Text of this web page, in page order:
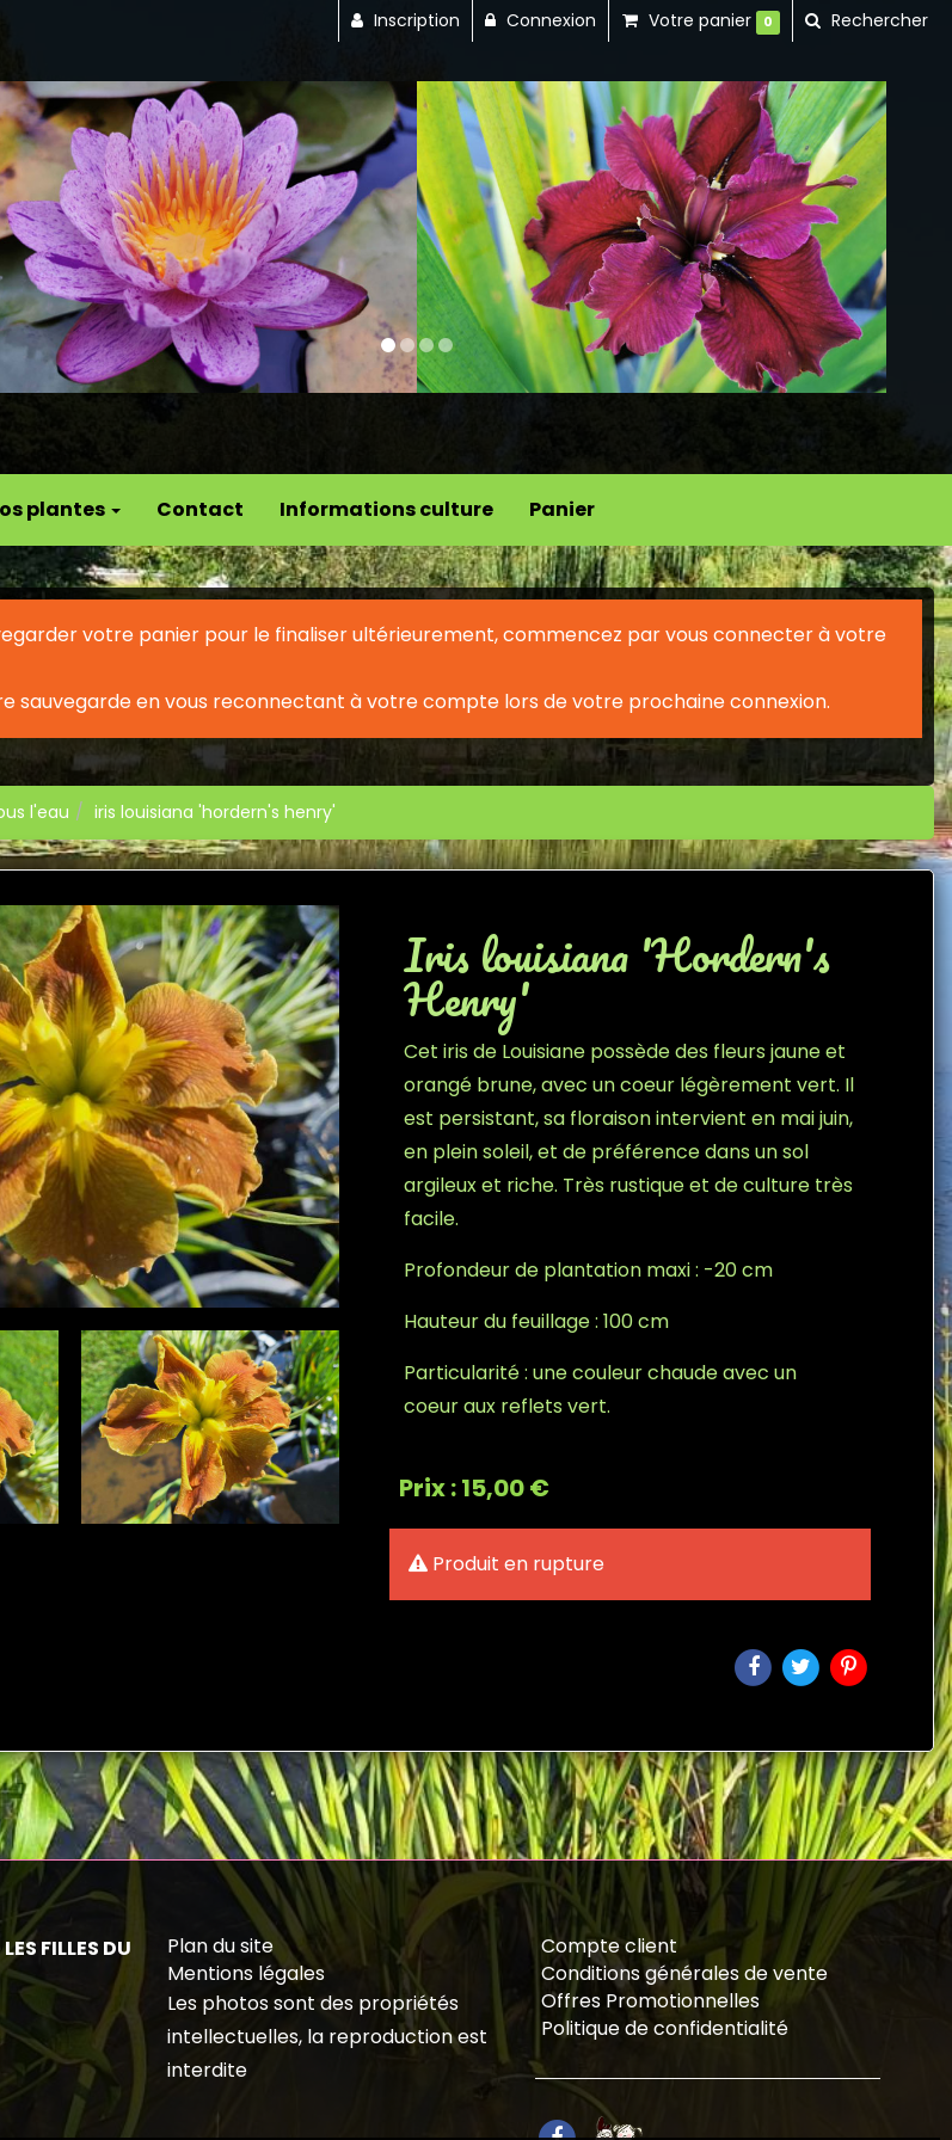
Next
plantes Contact Informations culture Panier
votre panier pour le finaliser ultérieurement, commencez par vous connecter à votre
sauvegarde en vous reconnectant à votre compte lors de votre prochaine connexion.
l'eau iris louisiana 'hordern's henry'
Iris louisiana 'Hordern's
Henry'
Cet iris de Louisiane possède des fleurs jaune et
orangé brune, avec un coeur légèrement vert. Il
est persistant, sa floraison intervient en mai juin,
en plein soleil, et de préférence dans un sol
argileux et riche. Très rustique et de culture très
facile.
Profondeur de plantation maxi : -20 cm
Hauteur du feuillage : 100 cm
Particularité : une couleur chaude avec un
coeur aux reflets vert.
Prix : 15,00 €
Produit en rupture
Inscription Connexion Votre panier 0 Rechercher
FILLES DU
Plan du site
Mentions légales
Les photos sont des propriétés
intellectuelles, la reproduction est
interdite
Compte client
Conditions générales de vente
Offres Promotionnelles
Politique de confidentialité